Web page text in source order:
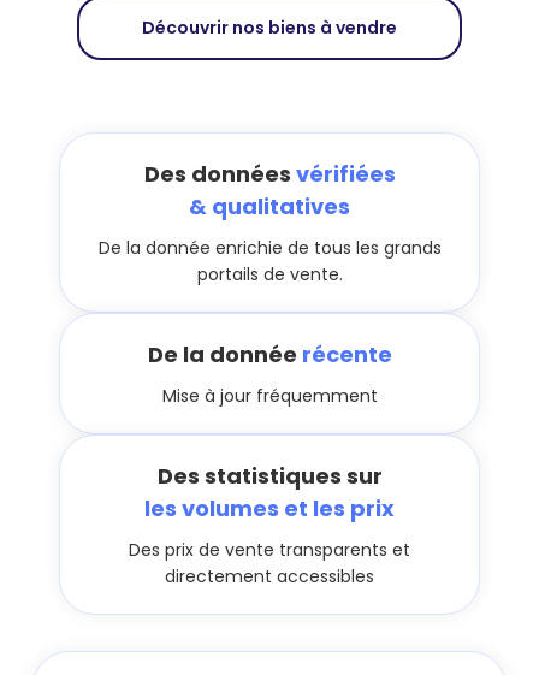
Découvrir nos biens à vendre
Des données vérifiées
& qualitatives
De la donnée enrichie de tous les grands
portails de vente.
De la donnée récente
Mise à jour fréquemment
Des statistiques sur
les volumes et les prix
Des prix de vente transparents et
directement accessibles